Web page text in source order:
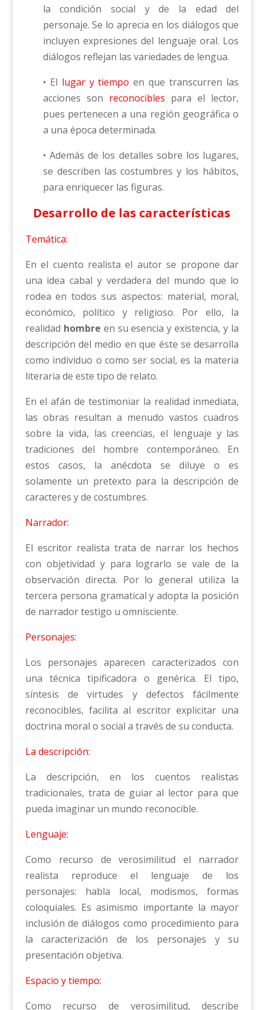
la condición social y de la edad del
personaje. Se lo aprecia en los diálogos que
incluyen expresiones del lenguaje oral. Los
diálogos reflejan las variedades de lengua.
• El lugar y tiempo en que transcurren las
acciones son reconocibles para el lector,
pues pertenecen a una región geográfica o
a una época determinada.
• Además de los detalles sobre los lugares,
se describen las costumbres y los hábitos,
para enriquecer las figuras.
Desarrollo de las características
Temática:
En el cuento realista el autor se propone dar
una idea cabal y verdadera del mundo que lo
rodea en todos sus aspectos: material, moral,
económico, político y religioso. Por ello, la
realidad hombre en su esencia y existencia, y la
descripción del medio en que éste se desarrolla
como individuo o como ser social, es la materia
literaria de este tipo de relato.
En el afán de testimoniar la realidad inmediata,
las obras resultan a menudo vastos cuadros
sobre la vida, las creencias, el lenguaje y las
tradiciones del hombre contemporáneo. En
estos casos, la anécdota se diluye o es
solamente un pretexto para la descripción de
caracteres y de costumbres.
Narrador:
El escritor realista trata de narrar los hechos
con objetividad y para lograrlo se vale de la
observación directa. Por lo general utiliza la
tercera persona gramatical y adopta la posición
de narrador testigo u omnisciente.
Personajes:
Los personajes aparecen caracterizados con
una técnica tipificadora o genérica. El tipo,
síntesis de virtudes y defectos fácilmente
reconocibles, facilita al escritor explicitar una
doctrina moral o social a través de su conducta.
La descripción:
La descripción, en los cuentos realistas
tradicionales, trata de guiar al lector para que
pueda imaginar un mundo reconocible.
Lenguaje:
Como recurso de verosimilitud el narrador
realista reproduce el lenguaje de los
personajes: habla local, modismos, formas
coloquiales. Es asimismo importante la mayor
inclusión de diálogos como procedimiento para
la caracterización de los personajes y su
presentación objetiva.
Espacio y tiempo:
Como recurso de verosimilitud, describe